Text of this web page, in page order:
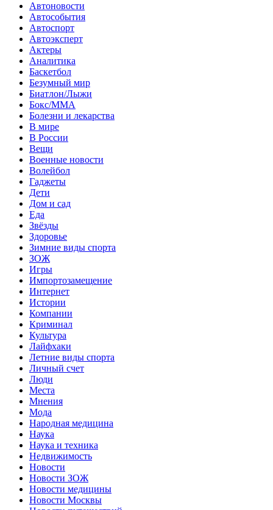
Автоновости
Автособытия
Автоспорт
Автоэксперт
Актеры
Аналитика
Баскетбол
Безумный мир
Биатлон/Лыжи
Бокс/MMA
Болезни и лекарства
В мире
В России
Вещи
Военные новости
Волейбол
Гаджеты
Дети
Дом и сад
Еда
Звёзды
Здоровье
Зимние виды спорта
ЗОЖ
Игры
Импортозамещение
Интернет
Истории
Компании
Криминал
Культура
Лайфхаки
Летние виды спорта
Личный счет
Люди
Места
Мнения
Мода
Народная медицина
Наука
Наука и техника
Недвижимость
Новости
Новости ЗОЖ
Новости медицины
Новости Москвы